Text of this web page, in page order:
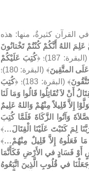
في القرآن كثيرةٌ، منها: هذه
اللهُ أَنَّكُمْ كُنْتُمْ تَخْتانُونَ
187)؛ ﴿
كُتِبَ عَلَيْكُمْ
المتَّقِينَ
﴾ (البقرة: 180)؛
﴾ (البقرة: 183)؛ ﴿
كُتِبَ
لاَ تُقَاتِلُوا قَالُوا وَمَا لَنَا
إِلاَّ قَلِيلاً مِنْهُمْ وَاللهُ عَلِيمٌ
وَآتُوا الزَّكَاةَ فَلَمَّا كُتِبَ
لِمَ كَتَبْتَ عَلَيْنَا الْقِتَالَ…﴾
مَا فَعَلُوهُ إِلاَّ قَلِيلٌ مِنْهُمْ…﴾
أَوْ فَسَادٍ في الأَرْضِ فَكَأَنَّمَا
في قُلُوبِ الَّذِينَ اتَّبَعُوهُ